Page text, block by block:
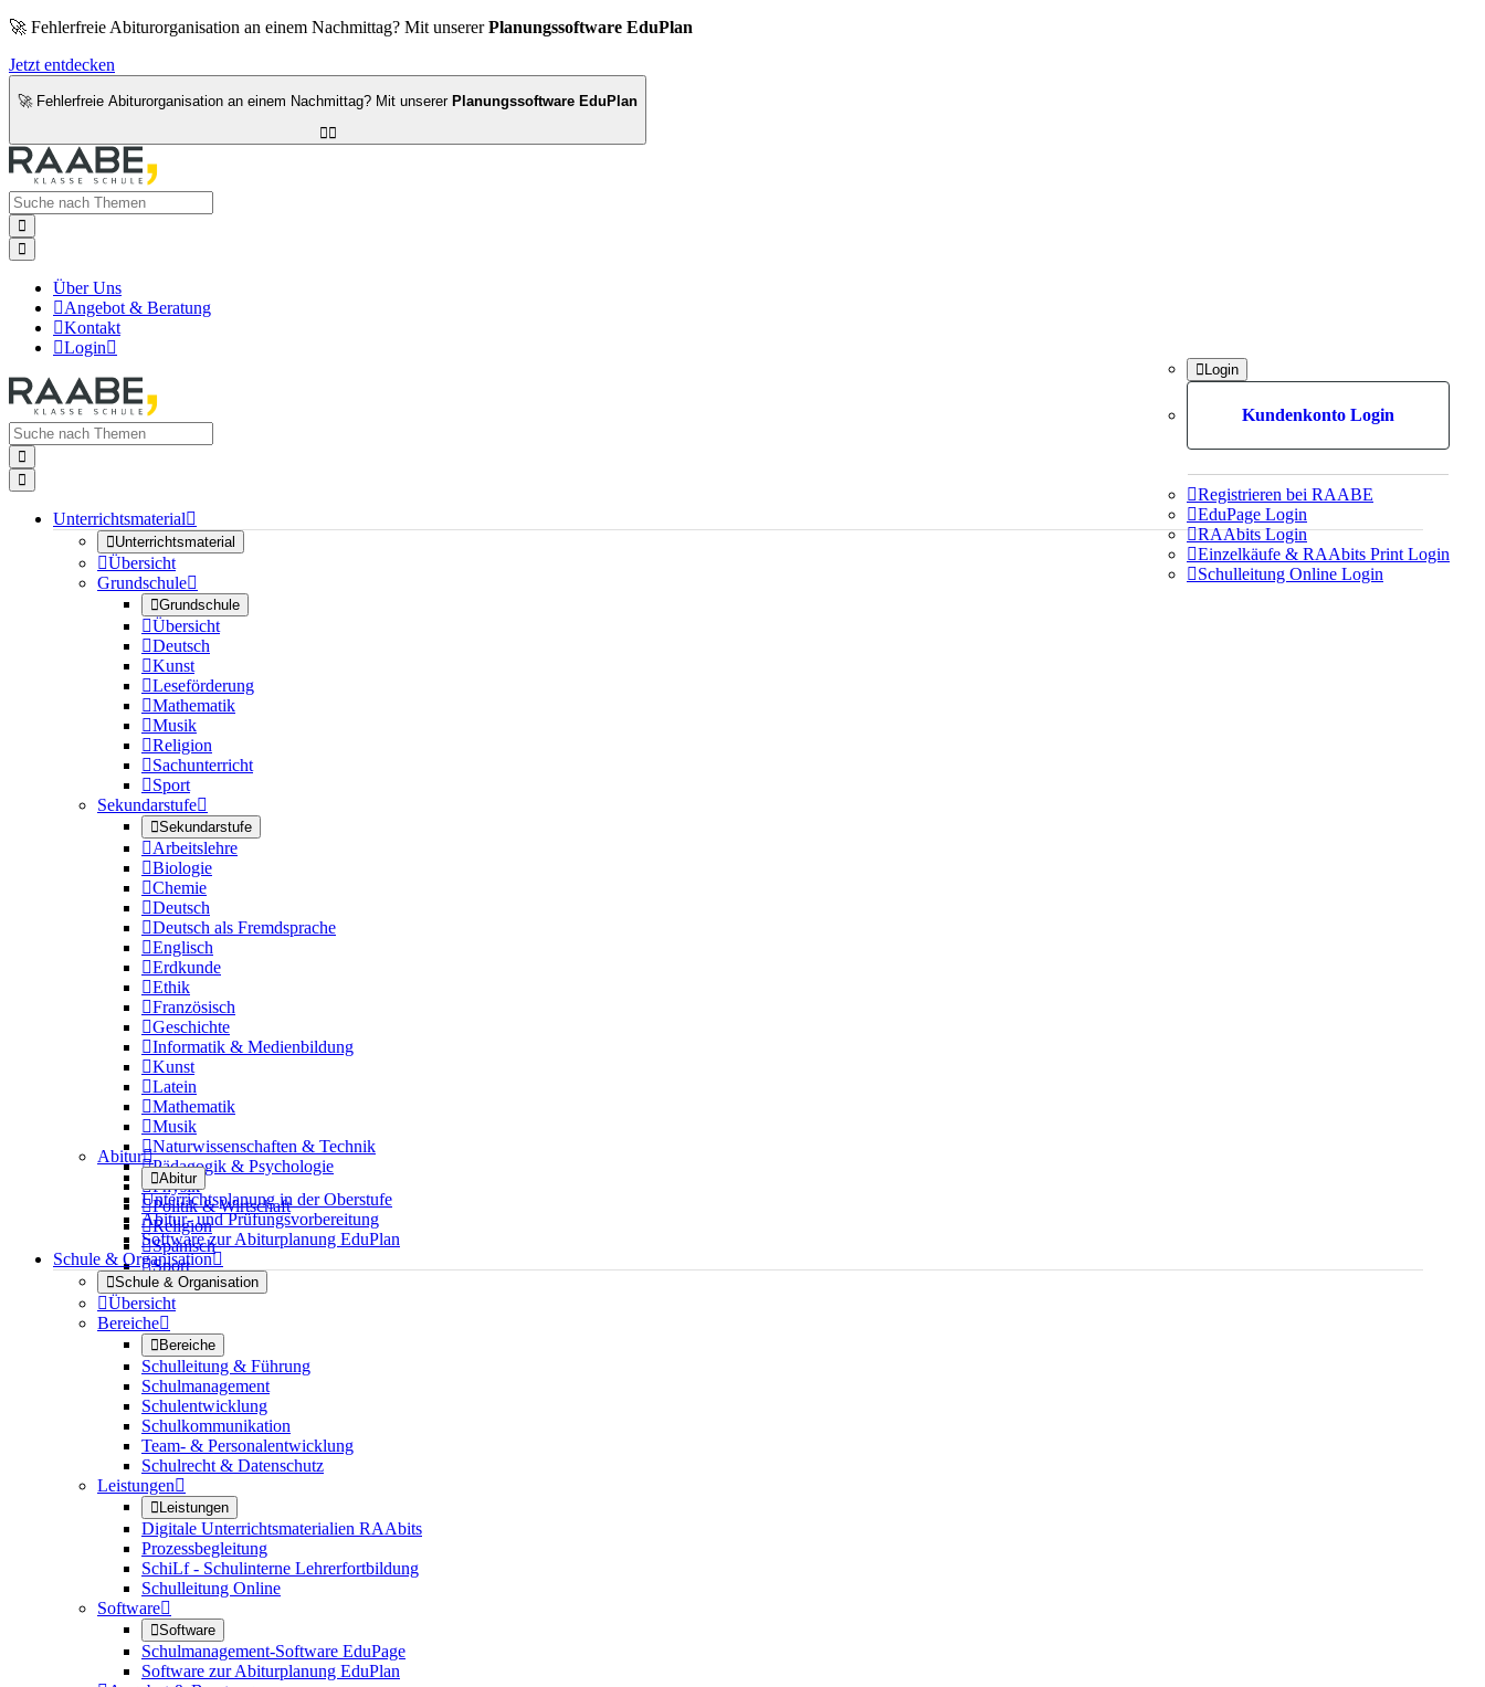
🚀 Fehlerfreie Abiturorganisation an einem Nachmittag? Mit unsererPlanungssoftware EduPlan
Jetzt entdecken
🚀 Fehlerfreie Abiturorganisation an einem Nachmittag? Mit unserer Planungssoftware EduPlan



Über Uns
Angebot & Beratung
Kontakt
Login
Login
Kundenkonto Login
Registrieren bei RAABE
EduPage Login
RAAbits Login
Einzelkäufe & RAAbits Print Login
Schulleitung Online Login


Unterrichtsmaterial
Unterrichtsmaterial
Übersicht
Grundschule
Grundschule
Übersicht
Deutsch
Kunst
Leseförderung
Mathematik
Musik
Religion
Sachunterricht
Sport
Sekundarstufe
Sekundarstufe
Arbeitslehre
Biologie
Chemie
Deutsch
Deutsch als Fremdsprache
Englisch
Erdkunde
Ethik
Französisch
Geschichte
Informatik & Medienbildung
Kunst
Latein
Mathematik
Musik
Naturwissenschaften & Technik
Pädagogik & Psychologie
Physik
Politik & Wirtschaft
Religion
Spanisch
Sport
Abitur
Abitur
Unterrichtsplanung in der Oberstufe
Abitur- und Prüfungsvorbereitung
Software zur Abiturplanung EduPlan
Schule & Organisation
Schule & Organisation
Übersicht
Bereiche
Bereiche
Schulleitung & Führung
Schulmanagement
Schulentwicklung
Schulkommunikation
Team- & Personalentwicklung
Schulrecht & Datenschutz
Leistungen
Leistungen
Digitale Unterrichtsmaterialien RAAbits
Prozessbegleitung
SchiLf - Schulinterne Lehrerfortbildung
Schulleitung Online
Software
Software
Schulmanagement-Software EduPage
Software zur Abiturplanung EduPlan